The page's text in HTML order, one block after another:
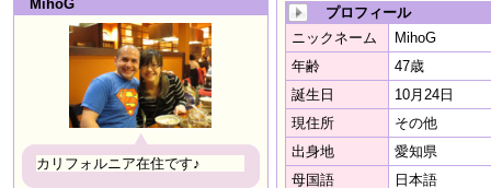
MihoG
カリフォルニア在住です♪
プロフィール
ニックネーム
MihoG
年齢
47歳
誕生日
10月24日
現住所
その他
出身地
愛知県
母国語
日本語